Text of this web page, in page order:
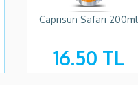
Caprisun Safari 200ml
16.50 TL